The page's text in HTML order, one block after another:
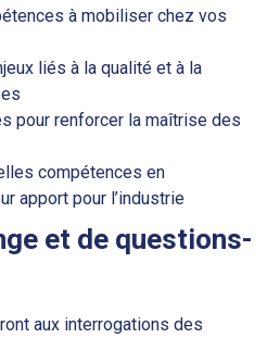
à mobiliser chez vos
liés à la qualité et à la
pour renforcer la maîtrise des
compétences en
apport pour l’industrie
et de questions-
aux interrogations des